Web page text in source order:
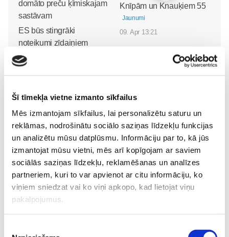
Šī tīmekļa vietne izmanto sīkfailus
Mēs izmantojam sīkfailus, lai personalizētu saturu un
reklāmas, nodrošinātu sociālo saziņas līdzekļu funkcijas
un analizētu mūsu datplūsmu. Informāciju par to, kā jūs
izmantojat mūsu vietni, mēs arī kopīgojam ar saviem
sociālās saziņas līdzekļu, reklamēšanas un analīzes
partneriem, kuri to var apvienot ar citu informāciju, ko
viņiem sniedzat vai ko viņi apkopo, kad lietojat viņu
pakalpojumus.
ES būs stingrāki
noteikumi zīdaiņiem
domāto preču ķīmiskajam
sastāvam
Knīpām un Knauķiem 55
Jaunumi
09. Apr 13:21
FRISO piena maisījums
Jaunumi
20. Mar 10:28